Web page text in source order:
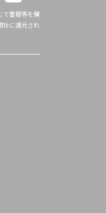
て書籍等を購
社に還元され